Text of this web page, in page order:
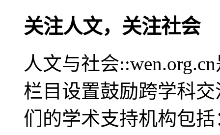
关注人文，关注社会
人文与社会
栏目设置鼓励跨学科
们的学术支持机构包